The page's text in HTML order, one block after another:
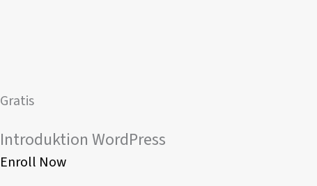
Gratis
Introduktion WordPress
Enroll Now